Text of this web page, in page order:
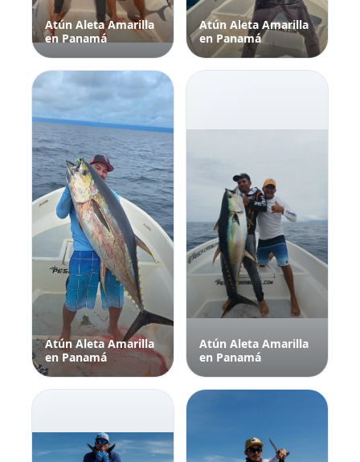
Atún Aleta Amarilla
en Panamá
Atún Aleta Amarilla
en Panamá
Atún Aleta Amarilla
en Panamá
Atún Aleta Amarilla
en Panamá